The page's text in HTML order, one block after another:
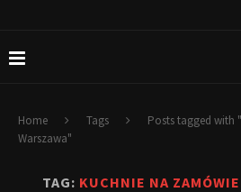
Home Tags
Posts tagged with
Warszawa"
TAG: KUCHNIE NA